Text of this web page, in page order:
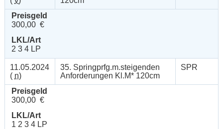
Preisgeld
300,00 €
LKL/Art
2 3 4 LP
11.05.2024
( n)
35. Springprfg.m.steigenden
Anforderungen Kl.M* 120cm
SPR
Preisgeld
300,00 €
LKL/Art
1 2 3 4 LP